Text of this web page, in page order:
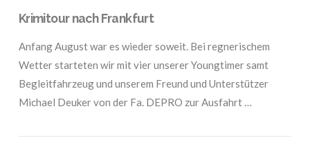
Krimitour nach Frankfurt
Anfang August war es wieder soweit. Bei regnerischem
Wetter starteten wir mit vier unserer Youngtimer samt
Begleitfahrzeug und unserem Freund und Unterstützer
Michael Deuker von der Fa. DEPRO zur Ausfahrt …